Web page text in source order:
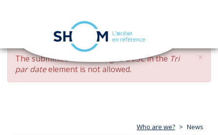
Skip
main
content
navigation
×
ERROR
MESSAGE
The submitted value changed DESCin the Tri
par dateelement is not allowed.
Who are we? News